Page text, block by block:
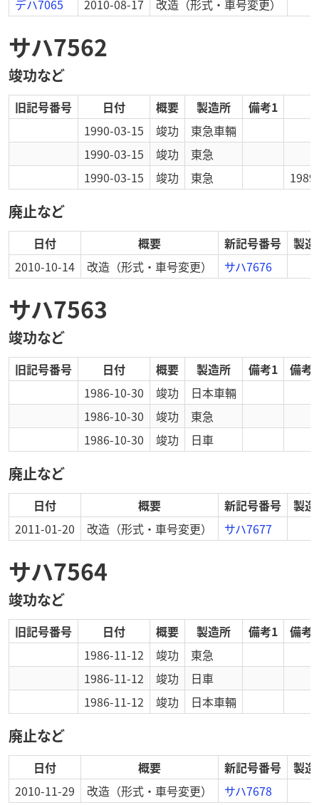
デハ7065 2010-08-17 改造 （形式・車号変更）
サハ7562
竣功など
旧記号番号 日付 概要 製造所
備考1
1990-03-15
竣功
東急車輛
1990-03-15
竣功
東急
1990-03-15
竣功 東急
廃止など
日付 概要 新記号番号
製
2010-10-14
改造 （形式・車号変更） サハ7676
サハ7563
竣功など
旧記号番号 日付 概要 製造所 備考1
備考2
1986-10-30
竣功
日本車輛
1986-10-30
竣功
東急
1986-10-30
竣功 日車
廃止など
日付 概要 新記号番号
製
2011-01-20
改造 （形式・車号変更） サハ7677
サハ7564
竣功など
旧記号番号 日付 概要 製造所 備考1
備考2
1986-11-12
竣功
東急
1986-11-12
竣功
日車
1986-11-12
竣功 日本車輛
廃止など
日付 概要 新記号番号
製
2010-11-29
改造 （形式・車号変更） サハ7678